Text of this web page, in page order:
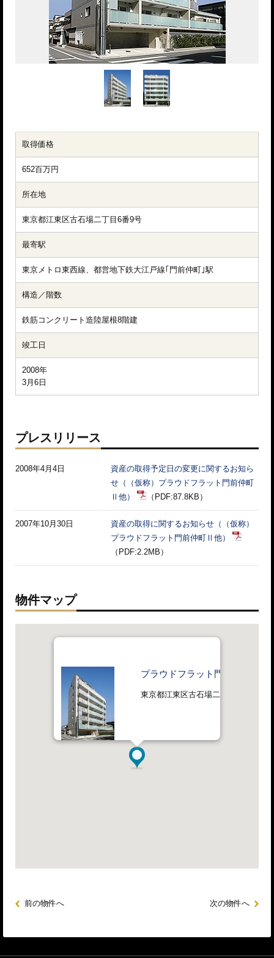
取得価格
652百万円
所在地
東京都江東区古石場二丁目6番9号
最寄駅
東京メトロ東西線、都営地下鉄大江戸線｢門前仲町｣駅
構造／階数
鉄筋コンクリート造陸屋根8階建
竣工日
2008年
3月6日
プレスリリース
2008年4月4日
資産の取得予定日の変更に関するお知ら
せ（（仮称）プラウドフラット門前仲町
Ⅱ他）
（PDF:87.8KB）
2007年10月30日
資産の取得に関するお知らせ（（仮称）
プラウドフラット門前仲町Ⅱ他）
（PDF:2.2MB）
物件マップ
プラウドフラット門前仲町II
東京都江東区古石場二丁目6番9号
前の物件へ 次の物件へ